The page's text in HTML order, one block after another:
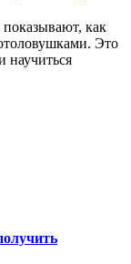
как
Это
научиться